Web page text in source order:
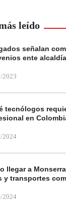
leído
señalan
ente
2023
tecnólogos
en
2024
llegar a
y transportes
2024